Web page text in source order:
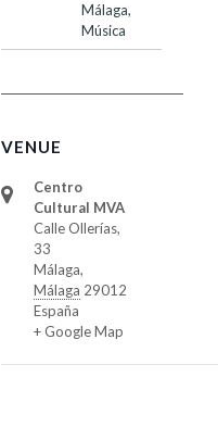
Málaga,
Música
VENUE
Centro
Cultural MVA
Calle Ollerías,
33
Málaga,
Málaga 29012
España
+ Google Map